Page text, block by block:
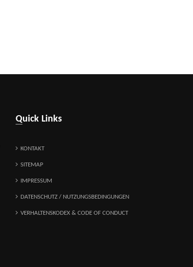
Quick Links
KONTAKT
SITEMAP
IMPRESSUM
DATENSCHUTZ / NUTZUNGSBEDINGUNGEN
VERHALTENSKODEX & CODE OF CONDUCT